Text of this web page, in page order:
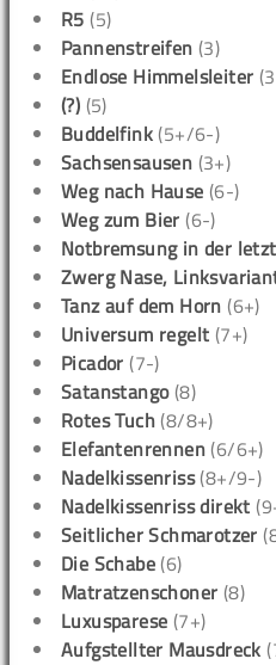
R5 (5)
Pannenstreifen (3)
Endlose Himmelsleiter
(?) (5)
Buddelfink (5+/6-)
Sachsensausen (3+)
Weg nach Hause (6-)
Weg zum Bier (6-)
Notbremsung in der
Zwerg Nase,
Tanz auf dem Horn (6+)
Universum regelt (7+)
Picador (7-)
Satanstango(8)
Rotes Tuch (8/8+)
Elefantenrennen (6/6+)
Nadelkissenriss(8+/9-)
Nadelkissenriss direkt
Seitlicher Schmarotzer
Die Schabe (6)
Matratzenschoner (8)
Luxusparese (7+)
Aufgstellter Mausdreck